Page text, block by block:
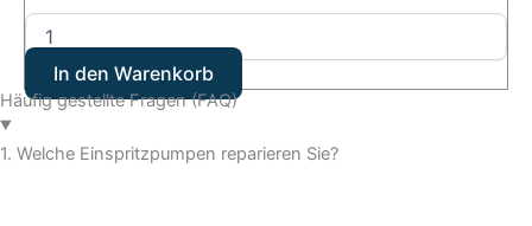
In den Warenkorb
Häufig gestellte Fragen (FAQ)
1. Welche Einspritzpumpen reparieren Sie?